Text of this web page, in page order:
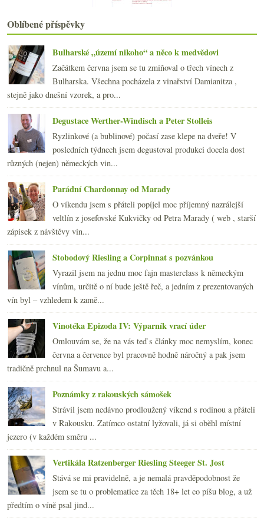
Italský supermarketový koutek
Dobrá vína ze severu Rhôny
Na Kopci a Arcade Bistro
Výsledky ankety „Víno konzumuji...“
Supermarketovky a syndrom podceňování
Červená kráska i zvíře z Bandolu
Lékárny a bylinkářství v lahvi
Rulandské modré – audit ročníku 2004
►ledna (20)
►2008(270)
►2007(108)
Oblíbené příspěvky
Bulharské „území nikoho“ a něco k medvědovi
Začátkem června jsem se tu zmiňoval o třech vínech z
Bulharska. Všechna pocházela z vinařství Damianitza ,
stejně jako dnešní vzorek, a pro...
Degustace Werther-Windisch a Peter Stolleis
Ryzlinkové (a bublinové) počasí zase klepe na dveře! V
posledních týdnech jsem degustoval produkci docela dost
různých (nejen) německých vin...
Parádní Chardonnay od Marady
O víkendu jsem s přáteli popíjel moc příjemný nazrálejší
veltlín z josefovské Kukvičky od Petra Marady ( web , starší
zápisek z návštěvy vin...
Stobodový Riesling a Corpinnat s pozvánkou
Vyrazil jsem na jednu moc fajn masterclass k německým
vínům, určitě o ní bude ještě řeč, a jedním z prezentovaných
vín byl – vzhledem k zamě...
Vinotéka Epizoda IV: Výparník vrací úder
Omlouvám se, že na vás teď s články moc nemyslím, konec
června a července byl pracovně hodně náročný a pak jsem
tradičně prchnul na Šumavu a...
Poznámky z rakouských sámošek
Strávil jsem nedávno prodloužený víkend s rodinou a přáteli
v Rakousku. Zatímco ostatní lyžovali, já si oběhl místní
jezero (v každém směru ...
Vertikála Ratzenberger Riesling Steeger St. Jost
Stává se mi pravidelně, a je nemalá pravděpodobnost že
jsem se tu o problematice za těch 18+ let co píšu blog, a už
předtím o víně psal jind...